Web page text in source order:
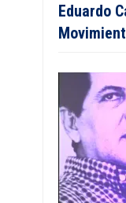
Eduardo